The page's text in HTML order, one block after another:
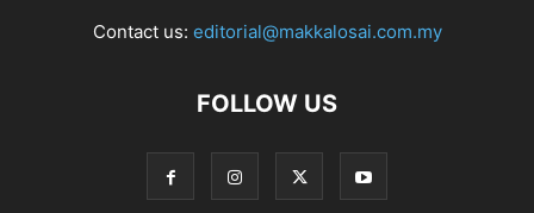
Contact us: editorial@makkalosai.com.my
FOLLOW US